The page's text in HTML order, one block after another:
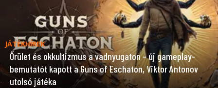
JÁTÉKHÍREK
Őrület és okkultizmus a vadnyugaton – új gameplay-
bemutatót kapott a Guns of Eschaton, Viktor Antonov
utolsó játéka